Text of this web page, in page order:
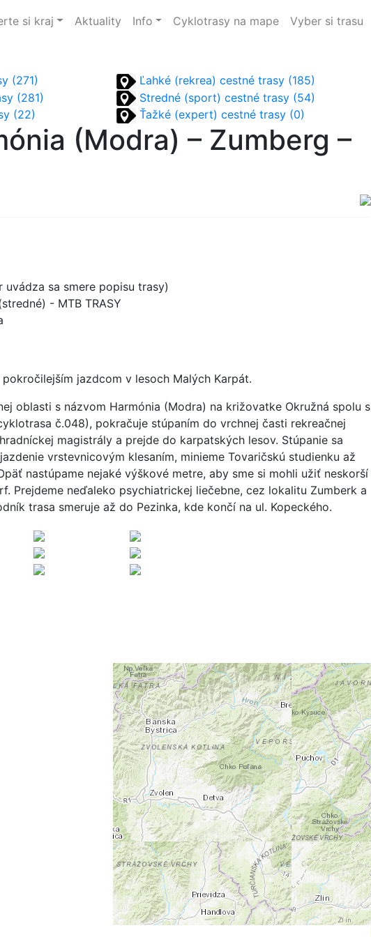
si kraj Aktuality Info Cyklotrasy na mape Vyber si trasu
(271)
(281)
(22)
Ľahké (rekrea) cestné trasy (185)
Stredné (sport) cestné trasy (54)
Ťažké (expert) cestné trasy (0)
(Modra) – Zumberg –
uvádza sa smere popisu trasy)
- MTB TRASY
pokročilejším jazdcom v lesoch Malých Karpát.
oblasti s názvom Harmónia (Modra) na križovatke Okružná spolu s
č.048), pokračuje stúpaním do vrchnej časti rekreačnej
magistrály a prejde do karpatských lesov. Stúpanie sa
vrstevnicovým klesaním, minieme Tovaričskú studienku až
nastúpame nejaké výškové metre, aby sme si mohli užiť neskorší
Prejdeme neďaleko psychiatrickej liečebne, cez lokalitu Zumberk a
trasa smeruje až do Pezinka, kde končí na ul. Kopeckého.